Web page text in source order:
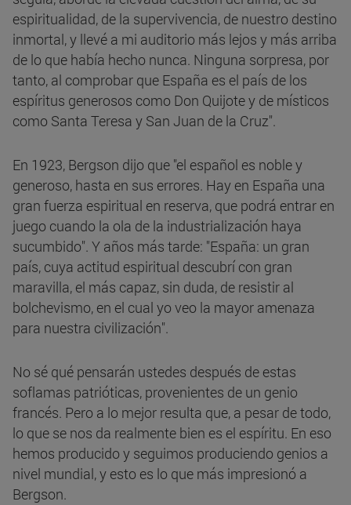
espiritualidad, de la supervivencia, de nuestro destino
inmortal, y llevé a mi auditorio más lejos y más arriba
de lo que había hecho nunca. Ninguna sorpresa, por
tanto, al comprobar que España es el país de los
espíritus generosos como Don Quijote y de místicos
como Santa Teresa y San Juan de la Cruz".
En 1923, Bergson dijo que "el español es noble y
generoso, hasta en sus errores. Hay en España una
gran fuerza espiritual en reserva, que podrá entrar en
juego cuando la ola de la industrialización haya
sucumbido". Y años más tarde: "España: un gran
país, cuya actitud espiritual descubrí con gran
maravilla, el más capaz, sin duda, de resistir al
bolchevismo, en el cual yo veo la mayor amenaza
para nuestra civilización".
No sé qué pensarán ustedes después de estas
soflamas patrióticas, provenientes de un genio
francés. Pero a lo mejor resulta que, a pesar de todo,
lo que se nos da realmente bien es el espíritu. En eso
hemos producido y seguimos produciendo genios a
nivel mundial, y esto es lo que más impresionó a
Bergson.